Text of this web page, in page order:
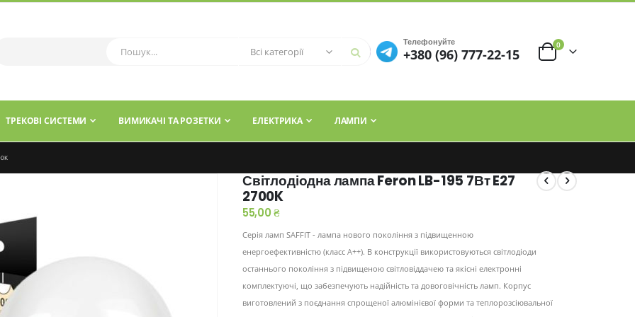
Телефонуйте
+380 (96) 777-22-15
0елементи
ТРЕКОВІ СИСТЕМИ ВИМИКАЧІ ТА РОЗЕТКИ ЕЛЕКТРИКА ЛАМПИ
Світлодіодна лампа Feron LB-195 7Вт E27
2700K
55,00 ₴
Серія ламп SAFFIT - лампа нового покоління з підвищенною
енергоефективністю (класс А++). В конструкції використовуються світлодіоди
останнього покоління з підвищеною світловіддачею та якісні електронні
комплектуючі, що забезпечують надійність та довоговічність ламп. Корпус
виготовлений з поєднання спрощеної алюмінієвої форми та теплорозсіювальної